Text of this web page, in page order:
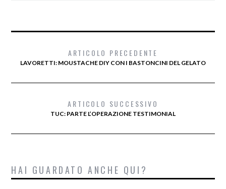
ARTICOLO PRECEDENTE
LAVORETTI: MOUSTACHE DIY CON I BASTONCINI DEL GELATO
ARTICOLO SUCCESSIVO
TUC: PARTE L’OPERAZIONE TESTIMONIAL
HAI GUARDATO ANCHE QUI?